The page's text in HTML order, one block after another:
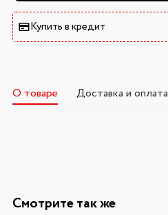
Купить в кредит
О товаре Доставка и оплата
Смотрите так же